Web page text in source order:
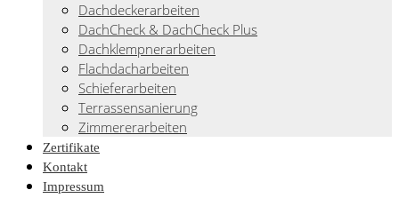
Dachdeckerarbeiten
DachCheck & DachCheck Plus
Dachklempnerarbeiten
Flachdacharbeiten
Schieferarbeiten
Terrassensanierung
Zimmererarbeiten
Zertifikate
Kontakt
Impressum